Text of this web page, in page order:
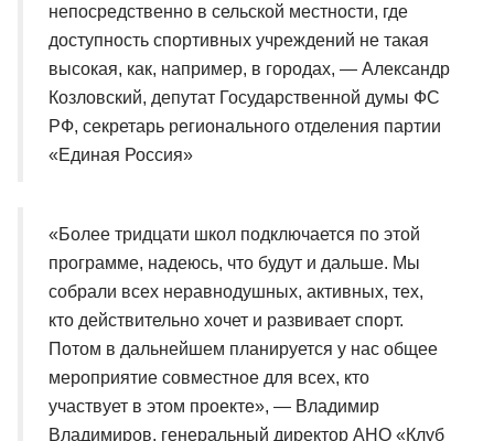
непосредственно в сельской местности, где
доступность спортивных учреждений не такая
высокая, как, например, в городах, — Александр
Козловский, депутат Государственной думы ФС
РФ, секретарь регионального отделения партии
«Единая Россия»
«Более тридцати школ подключается по этой
программе, надеюсь, что будут и дальше. Мы
собрали всех неравнодушных, активных, тех,
кто действительно хочет и развивает спорт.
Потом в дальнейшем планируется у нас общее
мероприятие совместное для всех, кто
участвует в этом проекте», — Владимир
Владимиров, генеральный директор АНО «Клуб